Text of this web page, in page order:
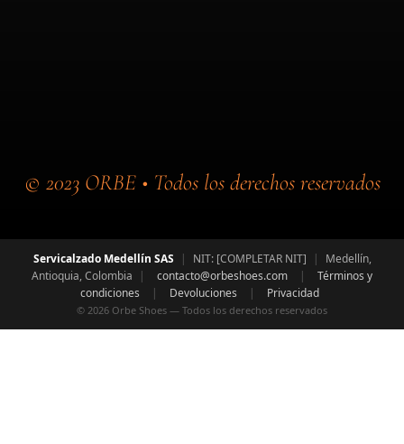
© 2023 ORBE • Todos los derechos reservados
Servicalzado Medellín SAS | NIT: [COMPLETAR NIT] |
Medellín,
Antioquia, Colombia
| contacto@orbeshoes.com |
Términos y
condiciones
| Devoluciones | Privacidad
© 2026 Orbe Shoes — Todos los derechos reservados